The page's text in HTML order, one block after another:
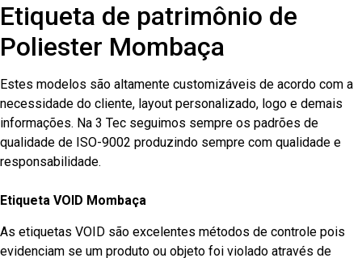
Etiqueta de patrimônio de
Poliester Mombaça
Estes modelos são altamente customizáveis de acordo com a
necessidade do cliente, layout personalizado, logo e demais
informações. Na 3 Tec seguimos sempre os padrões de
qualidade de ISO-9002 produzindo sempre com qualidade e
responsabilidade.
Etiqueta VOID Mombaça
As etiquetas VOID são excelentes métodos de controle pois
evidenciam se um produto ou objeto foi violado através de